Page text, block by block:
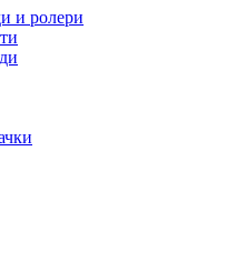
и ролери